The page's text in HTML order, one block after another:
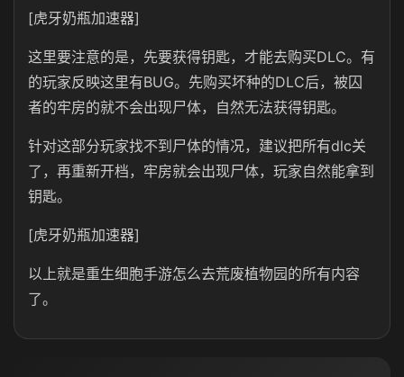
[虎牙奶瓶加速器]
这里要注意的是，先要获得钥匙，才能去购买DLC。有
的玩家反映这里有BUG。先购买坏种的DLC后，被囚
者的牢房的就不会出现尸体，自然无法获得钥匙。
针对这部分玩家找不到尸体的情况，建议把所有dlc关
了，再重新开档，牢房就会出现尸体，玩家自然能拿到
钥匙。
[虎牙奶瓶加速器]
以上就是重生细胞手游怎么去荒废植物园的所有内容
了。